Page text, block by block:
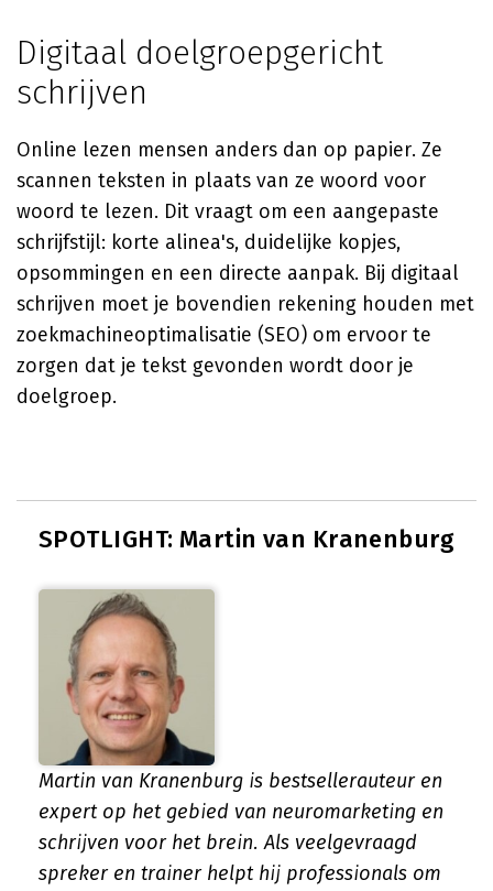
Digitaal doelgroepgericht
schrijven
Online lezen mensen anders dan op papier. Ze
scannen teksten in plaats van ze woord voor
woord te lezen. Dit vraagt om een aangepaste
schrijfstijl: korte alinea's, duidelijke kopjes,
opsommingen en een directe aanpak. Bij digitaal
schrijven moet je bovendien rekening houden met
zoekmachineoptimalisatie (SEO) om ervoor te
zorgen dat je tekst gevonden wordt door je
doelgroep.
SPOTLIGHT: Martin van Kranenburg
Martin van Kranenburg is bestsellerauteur en
expert op het gebied van neuromarketing en
schrijven voor het brein. Als veelgevraagd
spreker en trainer helpt hij professionals om